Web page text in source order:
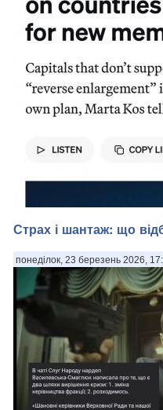
Страх і шантаж: що
понеділок, 23 березень 2026,